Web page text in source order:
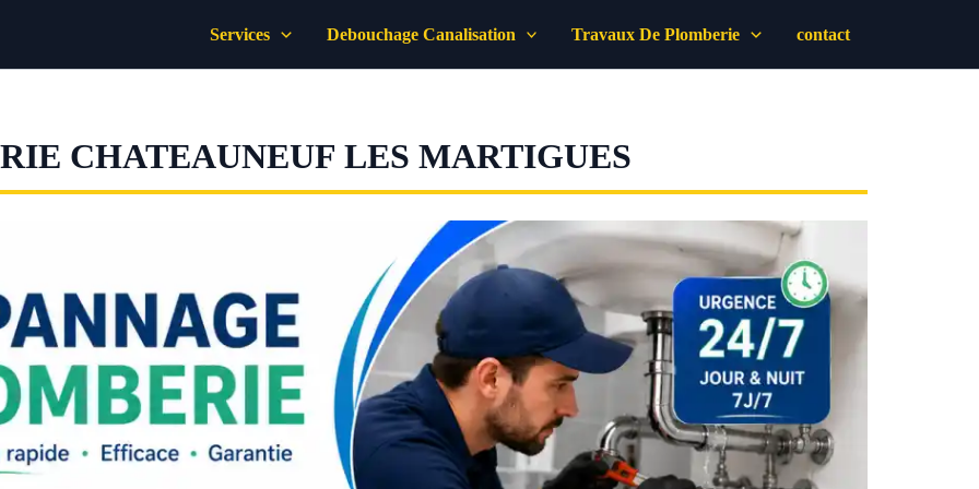
Services Debouchage Canalisation Travaux De Plomberie contact
CHATEAUNEUF LES MARTIGUES